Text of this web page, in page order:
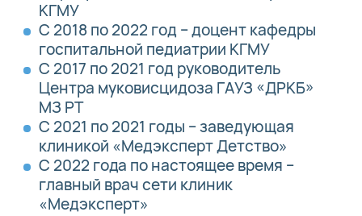
КГМУ
С 2018 по 2022 год – доцент кафедры
госпитальной педиатрии КГМУ
С 2017 по 2021 год руководитель
Центра муковисцидоза ГАУЗ «ДРКБ»
МЗ РТ
С 2021 по 2021 годы – заведующая
клиникой «Медэксперт Детство»
С 2022 года по настоящее время –
главный врач сети клиник
«Медэксперт»